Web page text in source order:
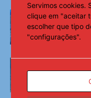
8 de
8 de
Servimos cookies.
clique em "aceitar
escolher que tipo
"configurações".